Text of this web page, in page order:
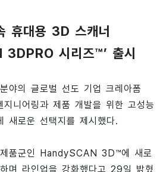
휴대용 3D 스캐너
시리즈™’ 출시
야의 글로벌 선도 기업 크레아폼
니어링과 제품 개발을 위한 고성능
새로운 선택지를 제시했다.
품군인 HandySCAN 3D™에 새로
며 라인업을 강화했다고 29일 밝혔